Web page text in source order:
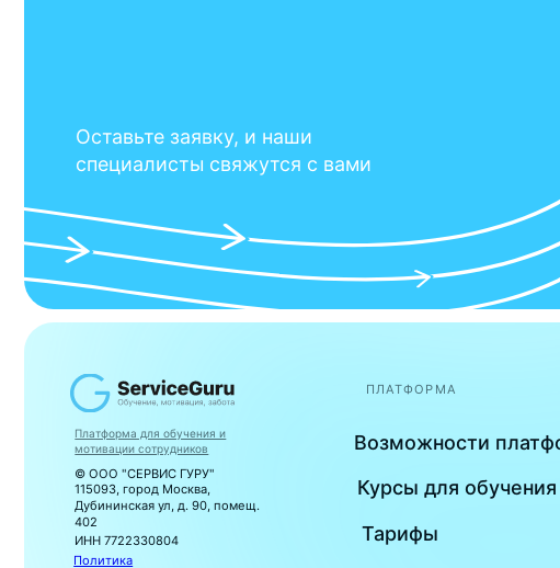
Политика
конфиденциальности
© ООО "СЕРВИС ГУРУ"
Платформа для обучения и
мотивации сотрудников
ИНН 7722330804
402
Пользовательское
соглашение
Договор оферты
Договор оферты оказания
услуг
support@service.guru